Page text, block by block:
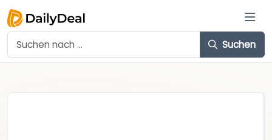
Suchen